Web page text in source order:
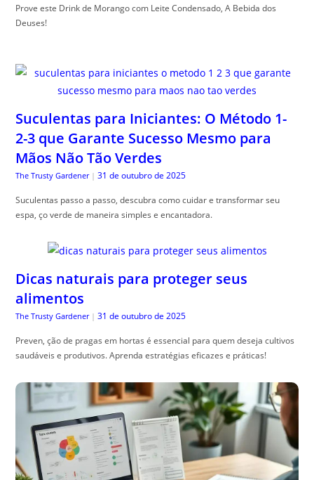
Prove este Drink de Morango com Leite Condensado, A Bebida dos
Deuses!
Suculentas para Iniciantes: O Método 1-
2-3 que Garante Sucesso Mesmo para
Mãos Não Tão Verdes
The Trusty Gardener | 31 de outubro de 2025
Suculentas passo a passo, descubra como cuidar e transformar seu
espa, ço verde de maneira simples e encantadora.
Dicas naturais para proteger seus
alimentos
The Trusty Gardener | 31 de outubro de 2025
Preven, ção de pragas em hortas é essencial para quem deseja cultivos
saudáveis e produtivos. Aprenda estratégias eficazes e práticas!